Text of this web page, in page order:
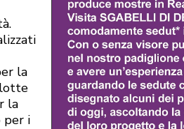
la
la
per i